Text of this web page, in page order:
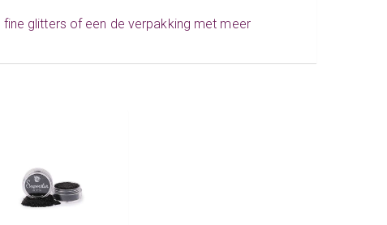
fine glitters of een de verpakking met meer